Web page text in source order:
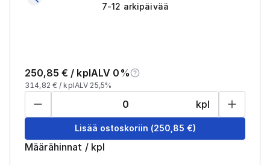
7-12 arkipäivää
250,85 € / kplALV 0%
314,82 € / kplALV 25,5%
kpl
Lisää ostoskoriin (250,85 €)
Määrähinnat / kpl